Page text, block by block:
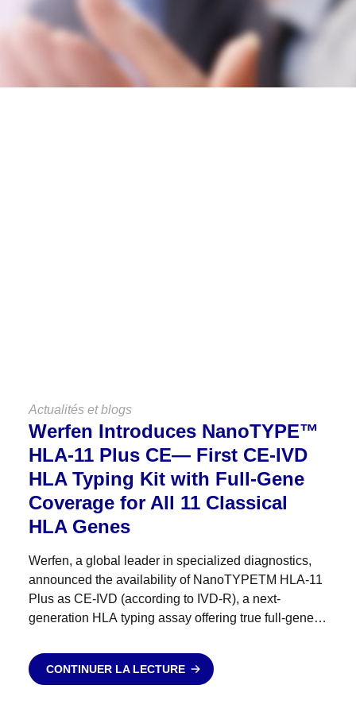
Actualités et blogs
Werfen Introduces NanoTYPE™
HLA-11 Plus CE— First CE-IVD
HLA Typing Kit with Full-Gene
Coverage for All 11 Classical
HLA Genes
Werfen, a global leader in specialized diagnostics,
announced the availability of NanoTYPETM HLA-11
Plus as CE-IVD (according to IVD-R), a next-
generation HLA typing assay offering true full-gene
classical HLA genes....
CONTINUER LA LECTURE